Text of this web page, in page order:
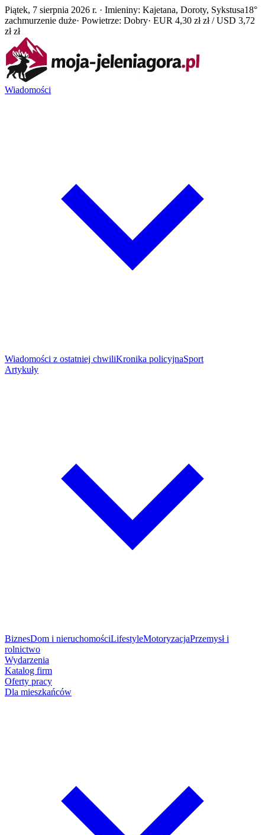
Piątek, 7 sierpnia 2026 r. · Imieniny: Kajetana, Doroty, Sykstusa18°
zachmurzenie duże· Powietrze: Dobry· EUR 4,30 zł zł / USD 3,72
zł zł
Wiadomości
Wiadomości z ostatniej chwiliKronika policyjnaSport
Artykuły
BiznesDom i nieruchomościLifestyleMotoryzacjaPrzemysł i
rolnictwo
Wydarzenia
Katalog firm
Oferty pracy
Dla mieszkańców